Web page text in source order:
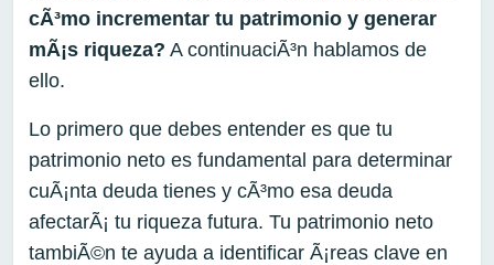
cÃ³mo incrementar tu patrimonio y generar
mÃ¡s riqueza? A continuaciÃ³n hablamos de
ello.
Lo primero que debes entender es que tu
patrimonio neto es fundamental para determinar
cuÃ¡nta deuda tienes y cÃ³mo esa deuda
afectarÃ¡ tu riqueza futura. Tu patrimonio neto
tambiÃ©n te ayuda a identificar Ã¡reas clave en